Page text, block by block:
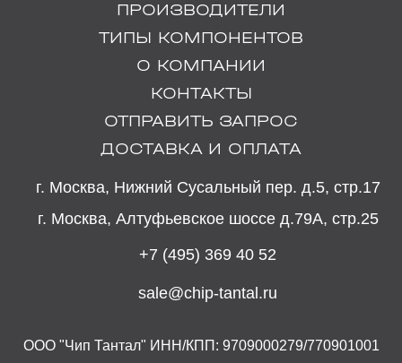
ПРОИЗВОДИТЕЛИ
ТИПЫ КОМПОНЕНТОВ
О КОМПАНИИ
КОНТАКТЫ
ОТПРАВИТЬ ЗАПРОС
ДОСТАВКА И ОПЛАТА
г. Москва, Нижний Сусальный пер. д.5, стр.17
г. Москва, Алтуфьевское шоссе д.79А, стр.25
+7 (495) 369 40 52
sale@chip-tantal.ru
ООО "Чип Тантал" ИНН/КПП: 9709000279/770901001